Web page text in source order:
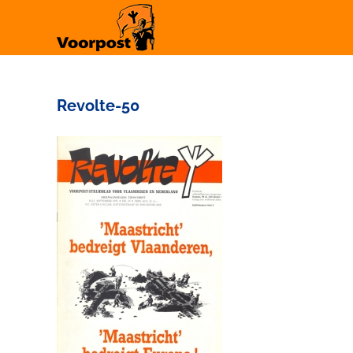
Revolte-50